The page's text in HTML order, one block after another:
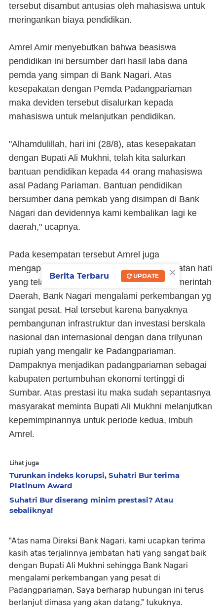
tersebut disambut antusias oleh mahasiswa untuk
meringankan biaya pendidikan.
Amrel Amir menyebutkan bahwa beasiswa
pendidikan ini bersumber dari hasil laba dana
pemda yang simpan di Bank Nagari. Atas
kesepakatan dengan Pemda Padangpariaman
maka deviden tersebut disalurkan kepada
mahasiswa untuk melanjutkan pendidikan.
"Alhamdulillah, hari ini (28/8), atas kesepakatan
dengan Bupati Ali Mukhni, telah kita salurkan
bantuan pendidikan kepada 44 orang mahasiswa
asal Padang Pariaman. Bantuan pendidikan
bersumber dana pemkab yang disimpan di Bank
Nagari dan devidennya kami kembalikan lagi ke
daerah," ucapnya.
Pada kesempatan tersebut Amrel juga
mengapresiasi Bupati Ali Mukhni atas jembatan hati
yang telah lama terjalin. Atas dukungan Pemerintah
Daerah, Bank Nagari mengalami perkembangan yg
sangat pesat. Hal tersebut karena banyaknya
pembangunan infrastruktur dan investasi berskala
nasional dan internasional dengan dana trilyunan
rupiah yang mengalir ke Padangpariaman.
Dampaknya menjadikan padangpariaman sebagai
kabupaten pertumbuhan ekonomi tertinggi di
Sumbar. Atas prestasi itu maka sudah sepantasnya
masyarakat meminta Bupati Ali Mukhni melanjutkan
kepemimpinannya untuk periode kedua, imbuh
Amrel.
Lihat juga
Turunkan indeks korupsi, Suhatri Bur terima
Platinum Award
Suhatri Bur diserang minim prestasi? Atau
sebaliknya!
"Atas nama Direksi Bank Nagari, kami ucapkan terima
kasih atas terjalinnya jembatan hati yang sangat baik
dengan Bupati Ali Mukhni sehingga Bank Nagari
mengalami perkembangan yang pesat di
Padangpariaman. Saya berharap hubungan ini terus
berlanjut dimasa yang akan datang," tukuknya.
×
Berita Terbaru UPDATE